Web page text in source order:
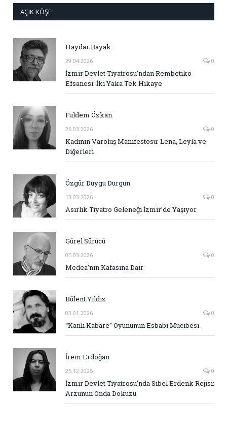
AÇIK KÖŞE
Haydar Bayak
29.04.2026 0
İzmir Devlet Tiyatrosu’ndan Rembetiko
Efsanesi: İki Yaka Tek Hikaye
Fuldem Özkan
26.03.2026 0
Kadının Varoluş Manifestosu: Lena, Leyla ve
Diğerleri
Özgür Duygu Durgun
13.03.2026 0
Asırlık Tiyatro Geleneği İzmir’de Yaşıyor
Gürel Sürücü
05.03.2026 0
Medea’nın Kafasına Dair
Bülent Yıldız
03.01.2026 0
“Kanlı Kabare” Oyununun Esbabı Mucibesi
İrem Erdoğan
25.12.2025 0
İzmir Devlet Tiyatrosu’nda Sibel Erdenk Rejisi:
Arzunun Onda Dokuzu